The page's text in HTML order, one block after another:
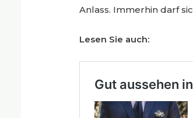
Anlass. Immerhin darf
Lesen Sie auch: